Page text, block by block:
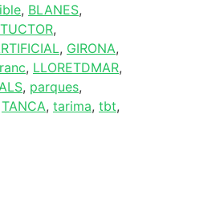
, BLANES,
,
, GIRONA,
, LLORETDMAR,
, parques,
TANCA, tarima, tbt,